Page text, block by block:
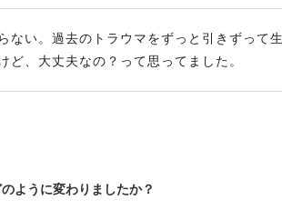
ない。過去のトラウマをずっと引きずって
、大丈夫なの？って思ってました。
ように変わりましたか？